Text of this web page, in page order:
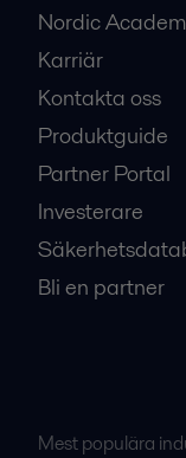
Nordic
Karriär
Kontakta oss
Produktguide
Partner Portal
Investerare
Bli en partner
Mest populära